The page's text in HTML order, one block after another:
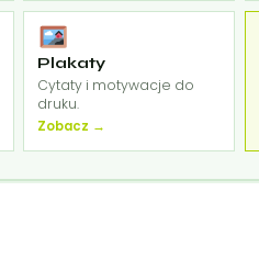
Plakaty
Cytaty i motywacje do
druku.
Zobacz →